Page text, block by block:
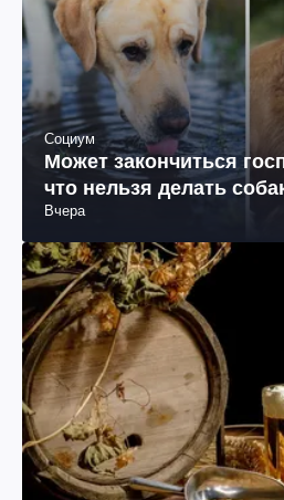
Социум
Может закончиться
что нельзя делать
Вчера